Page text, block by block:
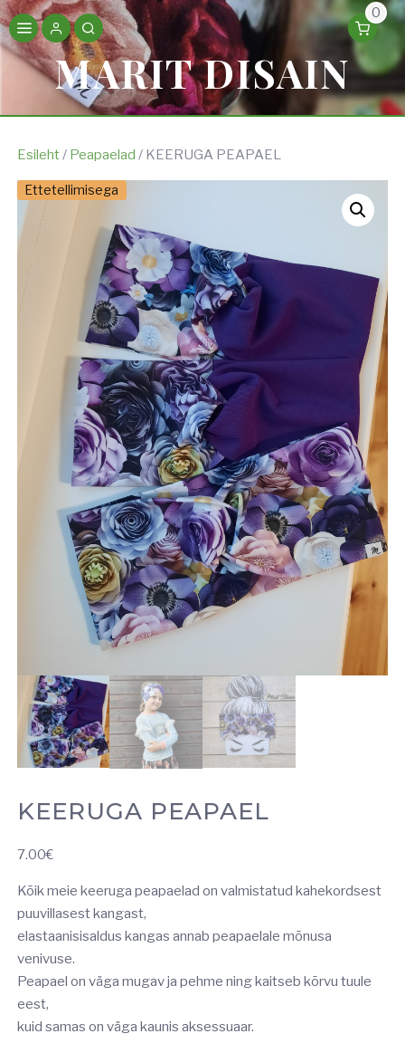
0
MARIT DISAIN
Esileht/ Peapaelad / KEERUGA PEAPAEL
Ettetellimisega
KEERUGA PEAPAEL
7.00€
Kõik meie keeruga peapaelad on valmistatud kahekordsest
puuvillasest kangast,
elastaanisisaldus kangas annab peapaelale mõnusa
venivuse.
Peapael on väga mugav ja pehme ning kaitseb kõrvu tuule
eest,
kuid samas on väga kaunis aksessuaar.